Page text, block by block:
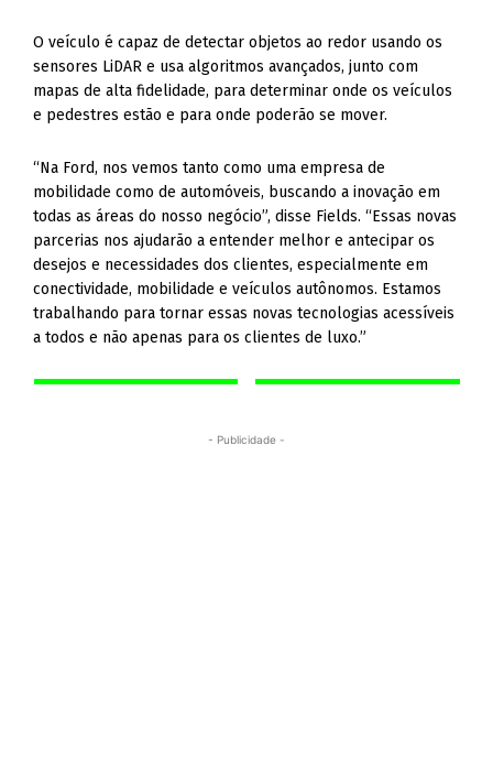
O veículo é capaz de detectar objetos ao redor usando os
sensores LiDAR e usa algoritmos avançados, junto com
mapas de alta fidelidade, para determinar onde os veículos
e pedestres estão e para onde poderão se mover.
“Na Ford, nos vemos tanto como uma empresa de
mobilidade como de automóveis, buscando a inovação em
todas as áreas do nosso negócio”, disse Fields. “Essas novas
parcerias nos ajudarão a entender melhor e antecipar os
desejos e necessidades dos clientes, especialmente em
conectividade, mobilidade e veículos autônomos. Estamos
trabalhando para tornar essas novas tecnologias acessíveis
a todos e não apenas para os clientes de luxo.”
- Publicidade -